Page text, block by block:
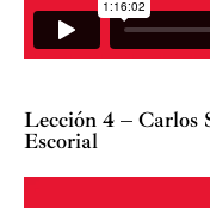
Lección 4 – Carlos
Escorial